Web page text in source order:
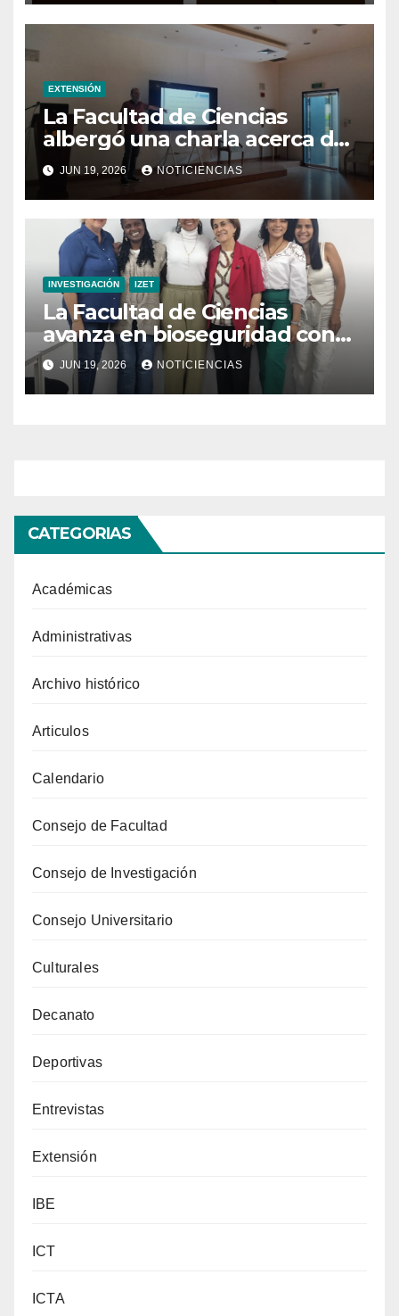
después de un sismo
EXTENSIÓN
La Facultad de Ciencias
albergó una charla acerca de
la transformación hacia la
refrigeración sostenible
JUN 19, 2026 NOTICIENCIAS
INVESTIGACIÓN IZET
La Facultad de Ciencias
avanza en bioseguridad con
la validación del nuevo
Manual para Laboratorios de
Microbiología Ambiental
JUN 19, 2026 NOTICIENCIAS
CATEGORIAS
Académicas
Administrativas
Archivo histórico
Articulos
Calendario
Consejo de Facultad
Consejo de Investigación
Consejo Universitario
Culturales
Decanato
Deportivas
Entrevistas
Extensión
IBE
ICT
ICTA